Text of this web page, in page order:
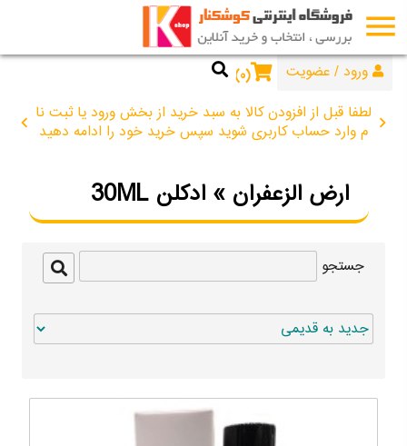
menu
ورود/عضویت ۰
076
44672734
chevron_right لطفا قبل از افزودن کالا به سبد خرید از بخش ورود یا ثبت نا
م وارد حساب کاربری شوید سپس خرید خود را ادامه دهید chevron_left
ارض الزعفران » ادکلن 30ML
جستجو